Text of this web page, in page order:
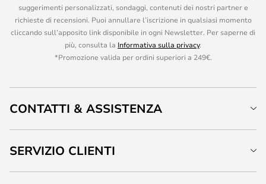
suggerimenti personalizzati, sondaggi, contenuti dei nostri partner e
richieste di recensioni. Puoi annullare l’iscrizione in qualsiasi momento
cliccando sull’apposito link disponibile in ogni Newsletter. Per saperne di
più, consulta la Informativa sulla privacy.
*Promozione valida per ordini superiori a 249€.
CONTATTI & ASSISTENZA
SERVIZIO CLIENTI